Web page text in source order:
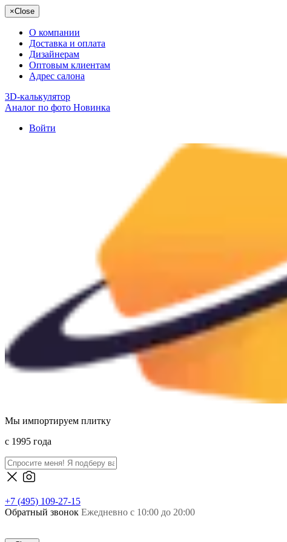
×Close
О компании
Доставка и оплата
Дизайнерам
Оптовым клиентам
Адрес салона
3D-калькулятор
Аналог по фото Новинка
Войти
Мы импортируем плитку
c 1995 года
+7 (495) 109-27-15
Обратный звонок Ежедневно с 10:00 до 20:00